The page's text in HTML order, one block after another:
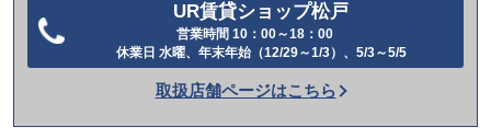
UR賃貸ショップ松戸
営業時間 10：00～18：00
休業日 水曜、年末年始（12/29～1/3）、5/3～5/5
話
か
取扱店舗ページはこちら